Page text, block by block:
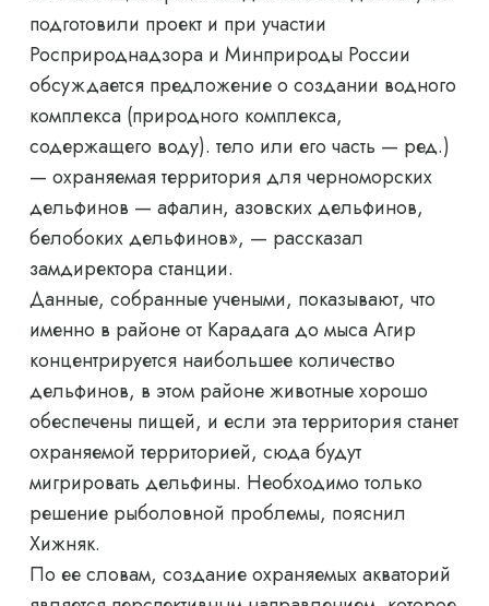
подготовили проект и при участии
Росприроднадзора и Минприроды России
обсуждается предложение о создании водного
комплекса (природного комплекса,
содержащего воду). тело или его часть — ред.)
— охраняемая территория для черноморских
дельфинов — афалин, азовских дельфинов,
белобоких дельфинов», — рассказал
замдиректора станции.
Данные, собранные учеными, показывают, что
именно в районе от Карадага до мыса Агир
концентрируется наибольшее количество
дельфинов, в этом районе животные хорошо
обеспечены пищей, и если эта территория станет
охраняемой территорией, сюда будут
мигрировать дельфины. Необходимо только
решение рыболовной проблемы, пояснил
Хижняк.
По ее словам, создание охраняемых акваторий